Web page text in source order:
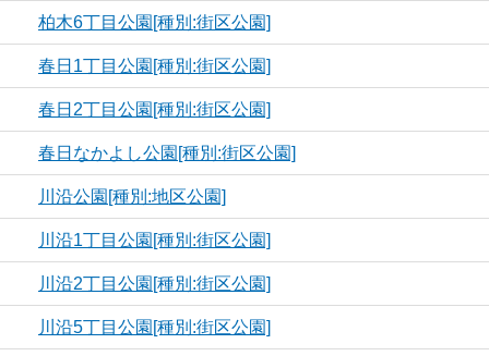
柏木6丁目公園[種別:街区公園]
春日1丁目公園[種別:街区公園]
春日2丁目公園[種別:街区公園]
春日なかよし公園[種別:街区公園]
川沿公園[種別:地区公園]
川沿1丁目公園[種別:街区公園]
川沿2丁目公園[種別:街区公園]
川沿5丁目公園[種別:街区公園]